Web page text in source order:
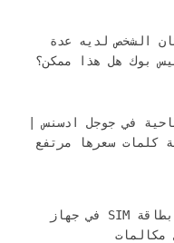
الشخص لديه عدة
بوك هل هذا ممكن؟
في جوجل ادسنس |
كلمات سعرها مرتفع
خطوات استخدام بطاقة SIM في جهاز
مكالمات